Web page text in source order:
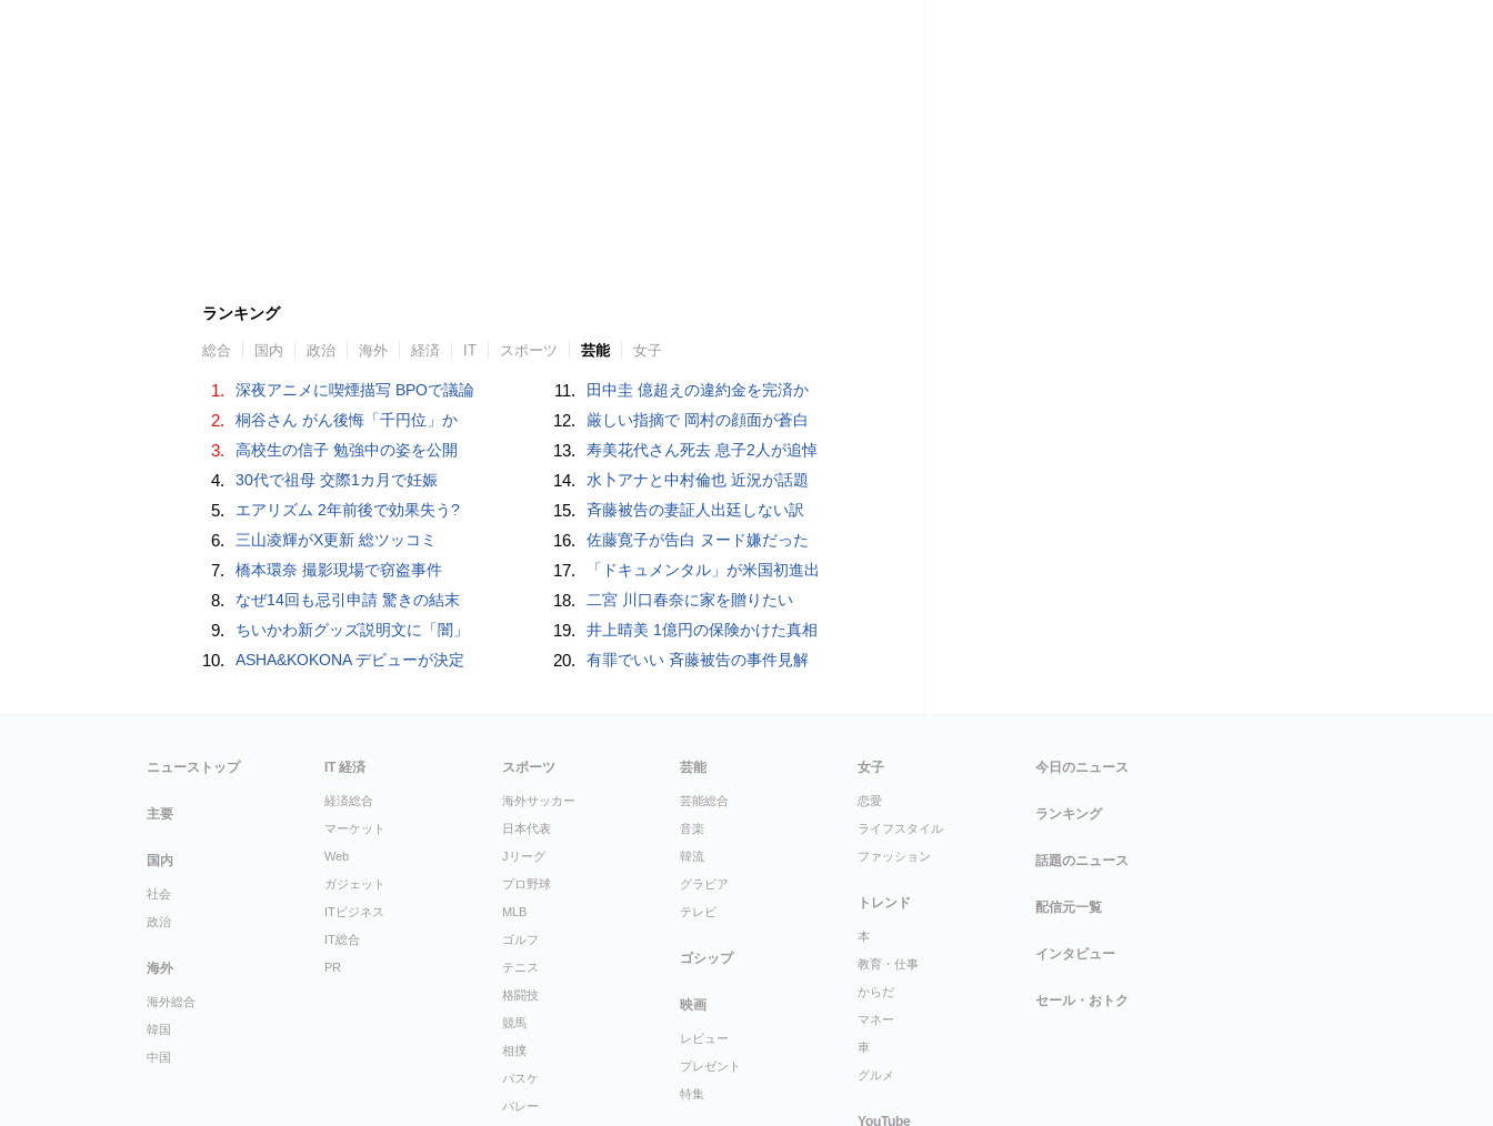
ランキング
総合 国内 政治 海外 経済 IT スポーツ 芸能 女子
1. 深夜アニメに喫煙描写 BPOで議論
2. 桐谷さん がん後悔「千円位」か
3. 高校生の信子 勉強中の姿を公開
4. 30代で祖母 交際1カ月で妊娠
5. エアリズム 2年前後で効果失う?
6. 三山凌輝がX更新 総ツッコミ
7. 橋本環奈 撮影現場で窃盗事件
8. なぜ14回も忌引申請 驚きの結末
9. ちいかわ新グッズ説明文に「闇」
10. ASHA&KOKONA デビューが決定
11. 田中圭 億超えの違約金を完済か
12. 厳しい指摘で 岡村の顔面が蒼白
13. 寿美花代さん死去 息子2人が追悼
14. 水卜アナと中村倫也 近況が話題
15. 斉藤被告の妻証人出廷しない訳
16. 佐藤寛子が告白 ヌード嫌だった
17. 「ドキュメンタル」が米国初進出
18. 二宮 川口春奈に家を贈りたい
19. 井上晴美 1億円の保険かけた真相
20. 有罪でいい 斉藤被告の事件見解
ニューストップ
主要
国内
社会
政治
海外
海外総合
韓国
中国
IT 経済
経済総合
マーケット
Web
ガジェット
ITビジネス
IT総合
PR
スポーツ
海外サッカー
日本代表
Jリーグ
プロ野球
MLB
ゴルフ
テニス
格闘技
競馬
相撲
バスケ
バレー
芸能
芸能総合
音楽
韓流
グラビア
テレビ
ゴシップ
映画
レビュー
プレゼント
特集
女子
恋愛
ライフスタイル
ファッション
トレンド
本
教育・仕事
からだ
マネー
車
グルメ
YouTube
今日のニュース
ランキング
話題のニュース
配信元一覧
インタビュー
セール・おトク